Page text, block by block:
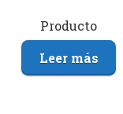
Producto
Leer más